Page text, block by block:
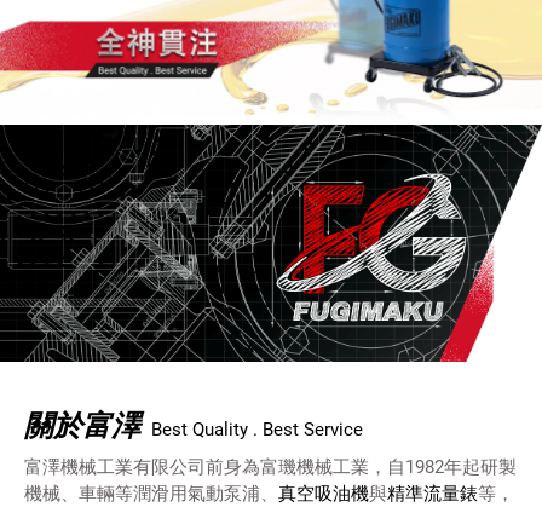
關於富澤 Best Quality . Best Service
富澤機械工業有限公司前身為富璣機械工業，自1982年起研製
機械、車輛等潤滑用氣動泵浦、 真空吸油機與精準流量錶等，